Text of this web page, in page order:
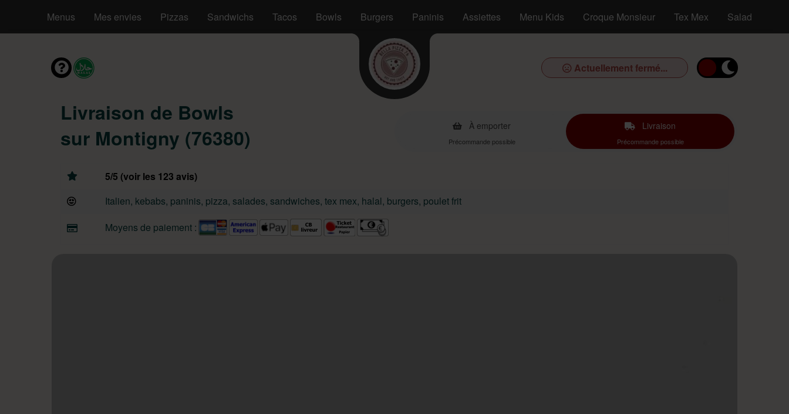
Menus Mes envies Pizzas Sandwichs Tacos Bowls Burgers Paninis Assiettes Menu Kids Croque Monsieur Tex Mex Salades
Actuellement fermé...
Livraison de Bowls
sur Montigny (76380)
À emporter
Précommande possible
Livraison
Précommande possible
5/5 (voir les 123 avis)
Italien, kebabs, paninis, pizza, salades, sandwiches, tex mex, halal, burgers, poulet frit
Moyens de paiement :